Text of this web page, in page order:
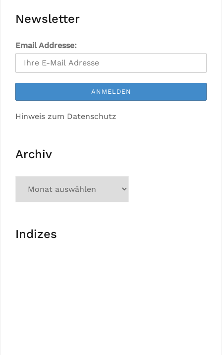
Newsletter
Email Addresse:
Hinweis zum Datenschutz
Archiv
Indizes